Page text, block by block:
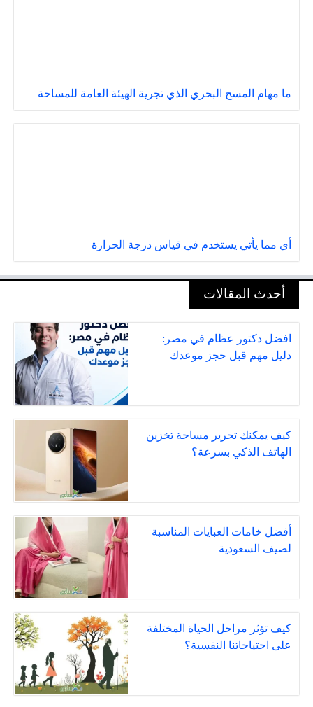
ما مهام المسح البحري الذي تجرية الهيئة العامة للمساحة
أي مما يأتي يستخدم في قياس درجة الحرارة
أحدث المقالات
افضل دكتور عظام في مصر:
دليل مهم قبل حجز موعدك
كيف يمكنك تحرير مساحة تخزين
الهاتف الذكي بسرعة؟
أفضل خامات العبايات المناسبة
لصيف السعودية
كيف تؤثر مراحل الحياة المختلفة
على احتياجاتنا النفسية؟